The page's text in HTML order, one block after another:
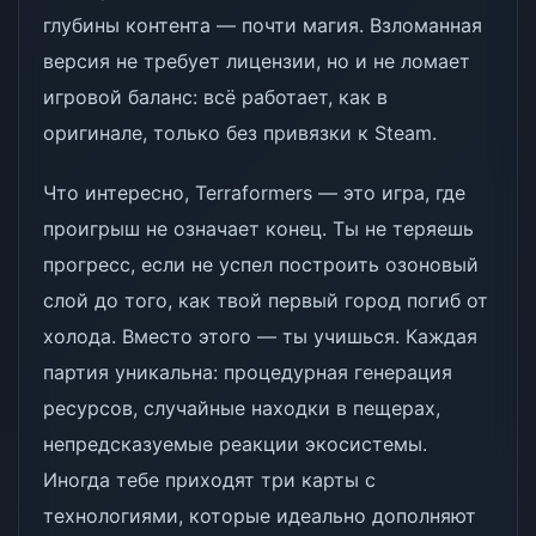
глубины контента — почти магия. Взломанная
версия не требует лицензии, но и не ломает
игровой баланс: всё работает, как в
оригинале, только без привязки к Steam.
Что интересно, Terraformers — это игра, где
проигрыш не означает конец. Ты не теряешь
прогресс, если не успел построить озоновый
слой до того, как твой первый город погиб от
холода. Вместо этого — ты учишься. Каждая
партия уникальна: процедурная генерация
ресурсов, случайные находки в пещерах,
непредсказуемые реакции экосистемы.
Иногда тебе приходят три карты с
технологиями, которые идеально дополняют